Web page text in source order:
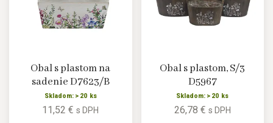
Obal s plastom na
sadenie D7623/B
Skladom: > 20 ks
11,52 €s DPH
Obal s plastom, S/3
D5967
Skladom: > 20 ks
26,78 € s DPH